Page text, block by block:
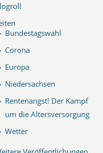
Bundestagswahl
Corona
Europa
Niedersachsen
Rentenangst! Der Kampf
um die Altersversorgung
Wetter